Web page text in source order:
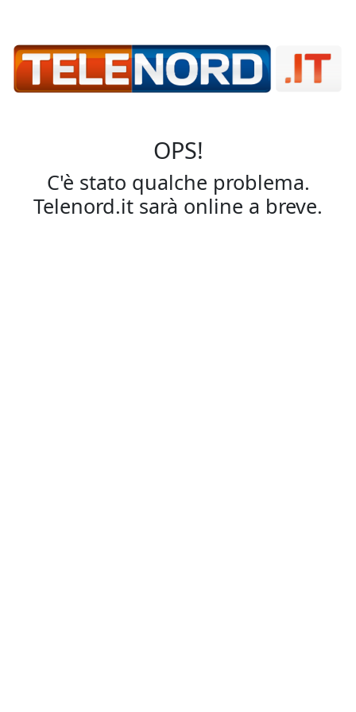
OPS!
C'è stato qualche problema.
Telenord.it sarà online a breve.